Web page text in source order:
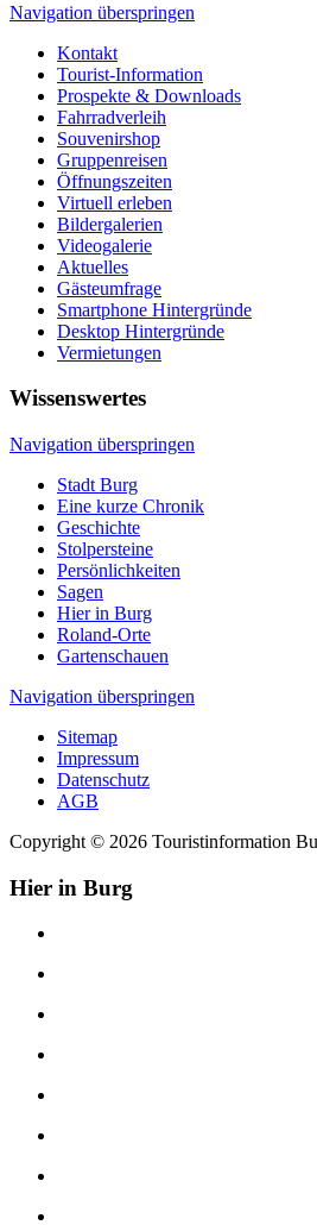
Navigation überspringen
Kontakt
Tourist-Information
Prospekte & Downloads
Fahrradverleih
Souvenirshop
Gruppenreisen
Öffnungszeiten
Virtuell erleben
Bildergalerien
Videogalerie
Aktuelles
Gästeumfrage
Smartphone Hintergründe
Desktop Hintergründe
Vermietungen
Wissenswertes
Navigation überspringen
Stadt Burg
Eine kurze Chronik
Geschichte
Stolpersteine
Persönlichkeiten
Sagen
Hier in Burg
Roland-Orte
Gartenschauen
Navigation überspringen
Sitemap
Impressum
Datenschutz
AGB
Copyright © 2026 Touristinformation
Hier in Burg